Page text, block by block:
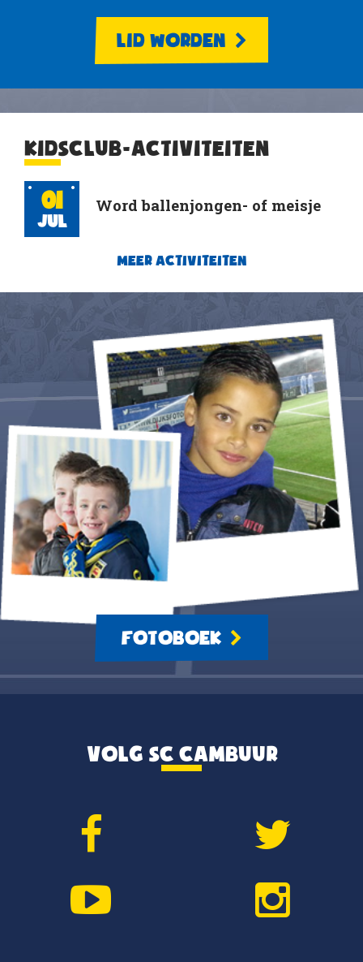
LID WORDEN
KIDSCLUB-ACTIVITEITEN
01
Jul
Word ballenjongen- of meisje
MEER ACTIVITEITEN
FOTOBOEK
VOLG SC CAMBUUR